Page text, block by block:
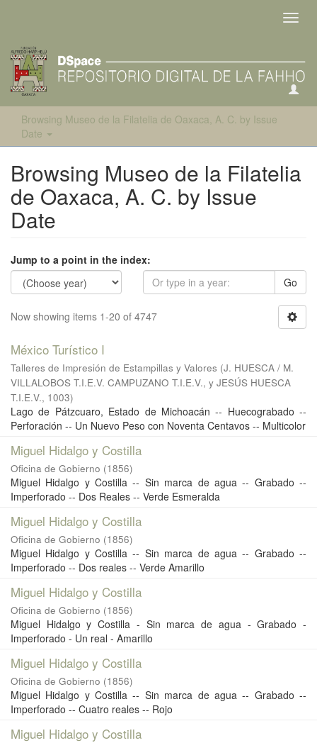
Browsing Museo de la Filatelia de Oaxaca, A. C. by Issue
Date
Browsing Museo de la Filatelia
de Oaxaca, A. C. by Issue
Date
Jump to a point in the index:
Go
Now showing items 1-20 of 4747
México Turístico I
Talleres de Impresión de Estampillas y Valores (J. HUESCA / M.
VILLALOBOS T.I.E.V. CAMPUZANO T.I.E.V., y JESÚS HUESCA
T.I.E.V., 1003)
Lago de Pátzcuaro, Estado de Michoacán -- Huecograbado --
Perforación -- Un Nuevo Peso con Noventa Centavos -- Multicolor
Miguel Hidalgo y Costilla
Oficina de Gobierno (1856)
Miguel Hidalgo y Costilla -- Sin marca de agua -- Grabado --
Imperforado -- Dos Reales -- Verde Esmeralda
Miguel Hidalgo y Costilla
Oficina de Gobierno (1856)
Miguel Hidalgo y Costilla -- Sin marca de agua -- Grabado --
Imperforado -- Dos reales -- Verde Amarillo
Miguel Hidalgo y Costilla
Oficina de Gobierno (1856)
Miguel Hidalgo y Costilla - Sin marca de agua - Grabado -
Imperforado - Un real - Amarillo
Miguel Hidalgo y Costilla
Oficina de Gobierno (1856)
Miguel Hidalgo y Costilla -- Sin marca de agua -- Grabado --
Imperforado -- Cuatro reales -- Rojo
Miguel Hidalgo y Costilla